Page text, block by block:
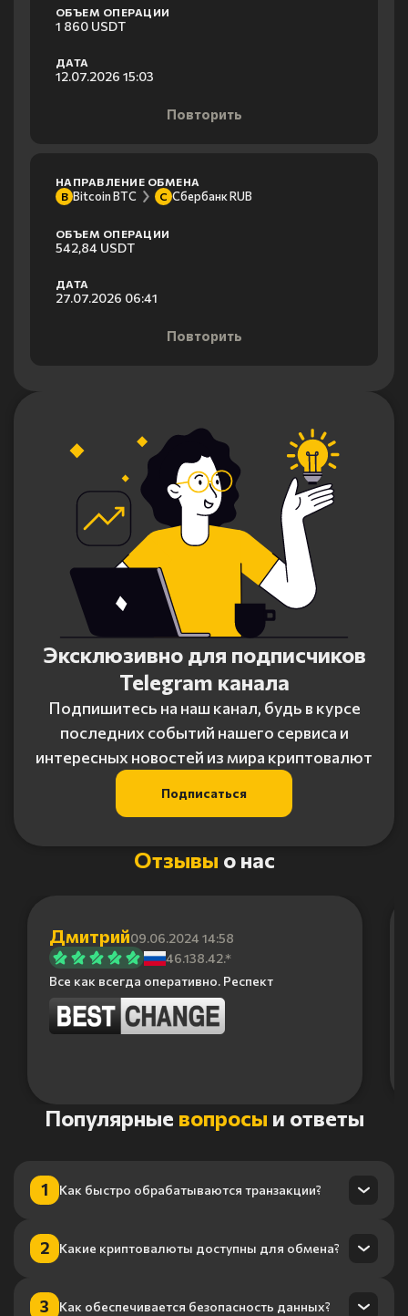
ОБЪЕМ ОПЕРАЦИИ
1 860 USDT
ДАТА
12.07.2026 15:03
Повторить
НАПРАВЛЕНИЕ ОБМЕНА
B Bitcoin BTC С Сбербанк RUB
ОБЪЕМ ОПЕРАЦИИ
542,84 USDT
ДАТА
27.07.2026 06:41
Повторить
Эксклюзивно для подписчиков
Telegram канала
Подпишитесь на наш канал, будь в курсе
последних событий нашего сервиса и
интересных новостей из мира криптовалют
Подписаться
Отзывы о нас
Дмитрий09.06.2024 14:58
46.138.42.*
Все как всегда оперативно. Респект
Популярные вопросы и ответы
1 Как быстро обрабатываются транзакции?
Транзакции обрабатываются в течение нескольких минут
благодаря нашему высокопроизводительному
2 Какие криптовалюты доступны для обмена?
Мы поддерживаем более 100 криптовалют, включая
3 Как обеспечивается безопасность данных?